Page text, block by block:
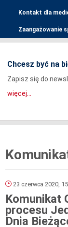
Kontakt dla
Zaangażowanie
Chcesz być na
Zapisz się do
więcej...
23 czerwca 2020,
Komunikat
procesu
Dnia